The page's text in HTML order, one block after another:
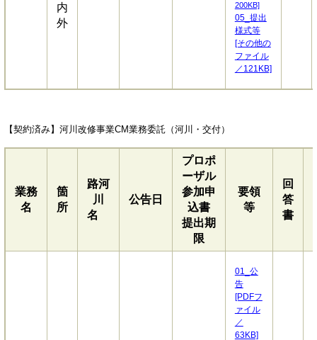
内
外
200KB]
05_提出
様式等
[その他の
ファイル
／121KB]
【契約済み】河川改修事業CM業務委託（河川・交付）
業務
名
箇
所
路河
川
名
公告日
プロポ
ーザル
参加申
込書
提出期
限
要領
等
回
答
書
01_公
告
[PDFフ
ァイル
／
63KB]